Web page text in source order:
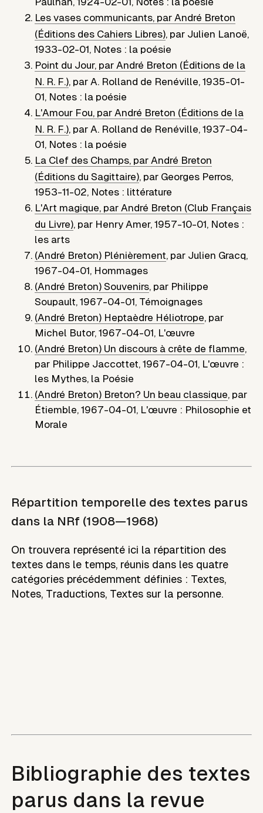
Les vases communicants, par André Breton
(Éditions des Cahiers Libres), par Julien Lanoë,
1933-02-01, Notes : la poésie
Point du Jour, par André Breton (Éditions de la
N. R. F.), par A. Rolland de Renéville, 1935-01-
01, Notes : la poésie
L'Amour Fou, par André Breton (Éditions de la
N. R. F.), par A. Rolland de Renéville, 1937-04-
01, Notes : la poésie
La Clef des Champs, par André Breton
(Éditions du Sagittaire), par Georges Perros,
1953-11-02, Notes : littérature
L'Art magique, par André Breton (Club Français
du Livre), par Henry Amer, 1957-10-01, Notes :
les arts
(André Breton) Plénièrement, par Julien Gracq,
1967-04-01, Hommages
(André Breton) Souvenirs, par Philippe
Soupault, 1967-04-01, Témoignages
(André Breton) Heptaèdre Héliotrope, par
Michel Butor, 1967-04-01, L'œuvre
(André Breton) Un discours à crête de flamme,
par Philippe Jaccottet, 1967-04-01, L'œuvre :
les Mythes, la Poésie
(André Breton) Breton? Un beau classique, par
Étiemble, 1967-04-01, L'œuvre : Philosophie et
Morale
Répartition temporelle des textes parus
dans la NRf (1908—1968)
On trouvera représenté ici la répartition des
textes dans le temps, réunis dans les quatre
catégories précédemment définies : Textes,
Notes, Traductions, Textes sur la personne.
Bibliographie des textes
parus dans la revue